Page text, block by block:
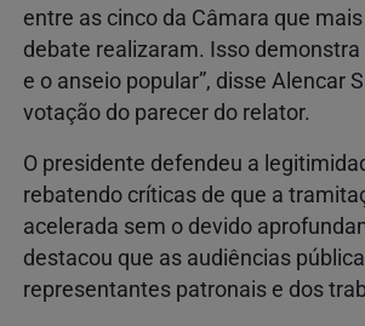
entre as cinco da Câmara que
debate realizaram. Isso
e o anseio popular”, disse Alencar
votação do parecer do relator.
O presidente defendeu a
rebatendo críticas de que a
acelerada sem o devido
destacou que as audiências
representantes patronais e dos